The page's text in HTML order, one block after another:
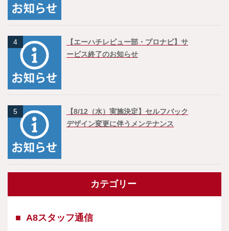
4
【エーハチレビュー部・プロナビ】サ
ービス終了のお知らせ
5
【8/12（水）実施決定】セルフバック
デザイン変更に伴うメンテナンス
カテゴリー
A8スタッフ通信